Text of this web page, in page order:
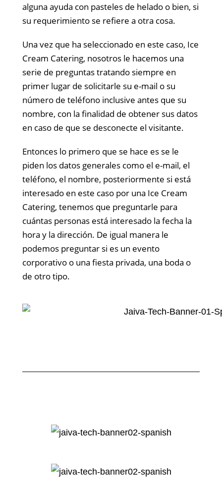
alguna ayuda con pasteles de helado o bien, si
su requerimiento se refiere a otra cosa.
Una vez que ha seleccionado en este caso, Ice
Cream Catering, nosotros le hacemos una
serie de preguntas tratando siempre en
primer lugar de solicitarle su e-mail o su
número de teléfono inclusive antes que su
nombre, con la finalidad de obtener sus datos
en caso de que se desconecte el visitante.
Entonces lo primero que se hace es se le
piden los datos generales como el e-mail, el
teléfono, el nombre, posteriormente si está
interesado en este caso por una Ice Cream
Catering, tenemos que preguntarle para
cuántas personas está interesado la fecha la
hora y la dirección. De igual manera le
podemos preguntar si es un evento
corporativo o una fiesta privada, una boda o
de otro tipo.